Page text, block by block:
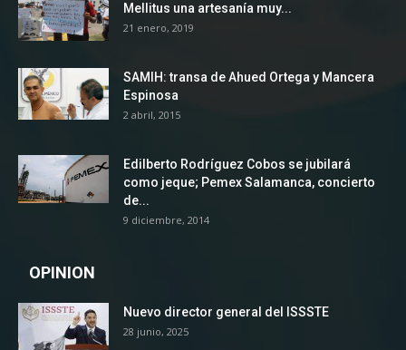
Mellitus una artesanía muy...
21 enero, 2019
SAMIH: transa de Ahued Ortega y Mancera
Espinosa
2 abril, 2015
Edilberto Rodríguez Cobos se jubilará
como jeque; Pemex Salamanca, concierto
de...
9 diciembre, 2014
OPINION
Nuevo director general del ISSSTE
28 junio, 2025